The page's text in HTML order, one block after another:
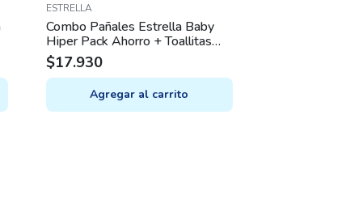
ESTRELLA
Combo Pañales Estrella Baby
Hiper Pack Ahorro + Toallitas
húmedas 50u – XXG
$17.930
Agregar al carrito